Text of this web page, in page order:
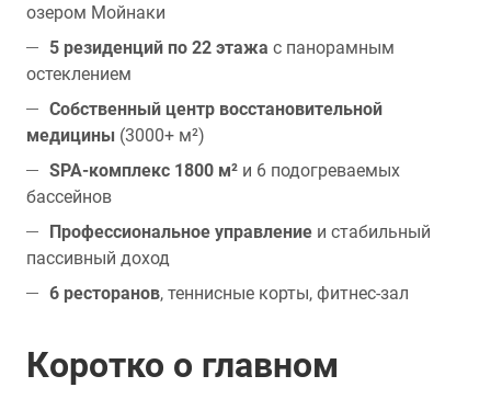
озером Мойнаки
5 резиденций по 22 этажа с панорамным
остеклением
Собственный центр восстановительной
медицины (3000+ м²)
SPA-комплекс 1800 м² и 6 подогреваемых
бассейнов
Профессиональное управление и стабильный
пассивный доход
6 ресторанов, теннисные корты, фитнес-зал
Коротко о главном